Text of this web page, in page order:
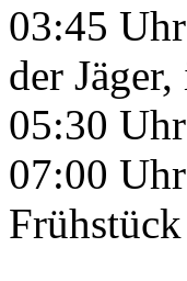
03:45
der
05:30
07:00
Frühstück